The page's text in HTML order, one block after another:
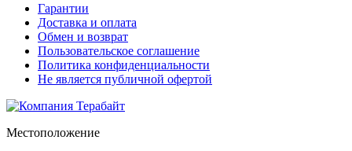
Гарантии
Доставка и оплата
Обмен и возврат
Пользовательское соглашение
Политика конфиденциальности
Не является публичной офертой
Местоположение